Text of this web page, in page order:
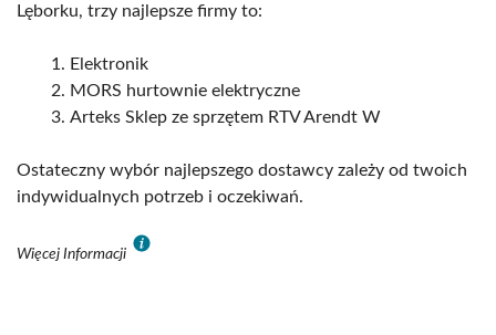
Lęborku, trzy najlepsze firmy to:
Elektronik
MORS hurtownie elektryczne
Arteks Sklep ze sprzętem RTV Arendt W
Ostateczny wybór najlepszego dostawcy zależy od twoich
indywidualnych potrzeb i oczekiwań.
Więcej Informacji